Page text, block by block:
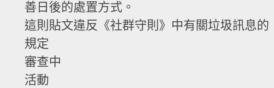
善日後的處置方式。
這則貼文違反《社群守則》中有關垃圾訊息的
規定
審查中
活動